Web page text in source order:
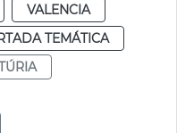
VALENCIA
TEMÁTICA